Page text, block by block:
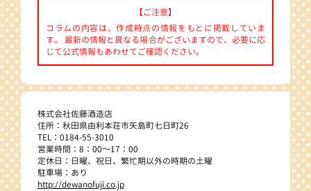
【ご注意】
コラムの内容は、作成時点の情報をもとに掲載していま
す。 最新の情報と異なる場合がございますので、必要に応
じて公式情報もあわせてご確認ください。
株式会社佐藤酒造店
住所：秋田県由利本荘市矢島町七日町26
TEL：0184-55-3010
営業時間：8：00～17：00
定休日：日曜、祝日、繁忙期以外の時期の土曜
駐車場：あり
http://dewanofuji.co.jp